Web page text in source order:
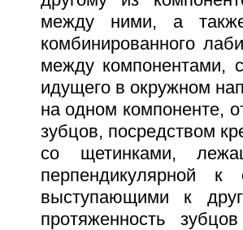
между ними, а
комбинированного
между компонентами,
идущего в окружном
на одном компоненте,
зубцов, посредством
со щетинками,
перпендикулярной
выступающими к
протяженность